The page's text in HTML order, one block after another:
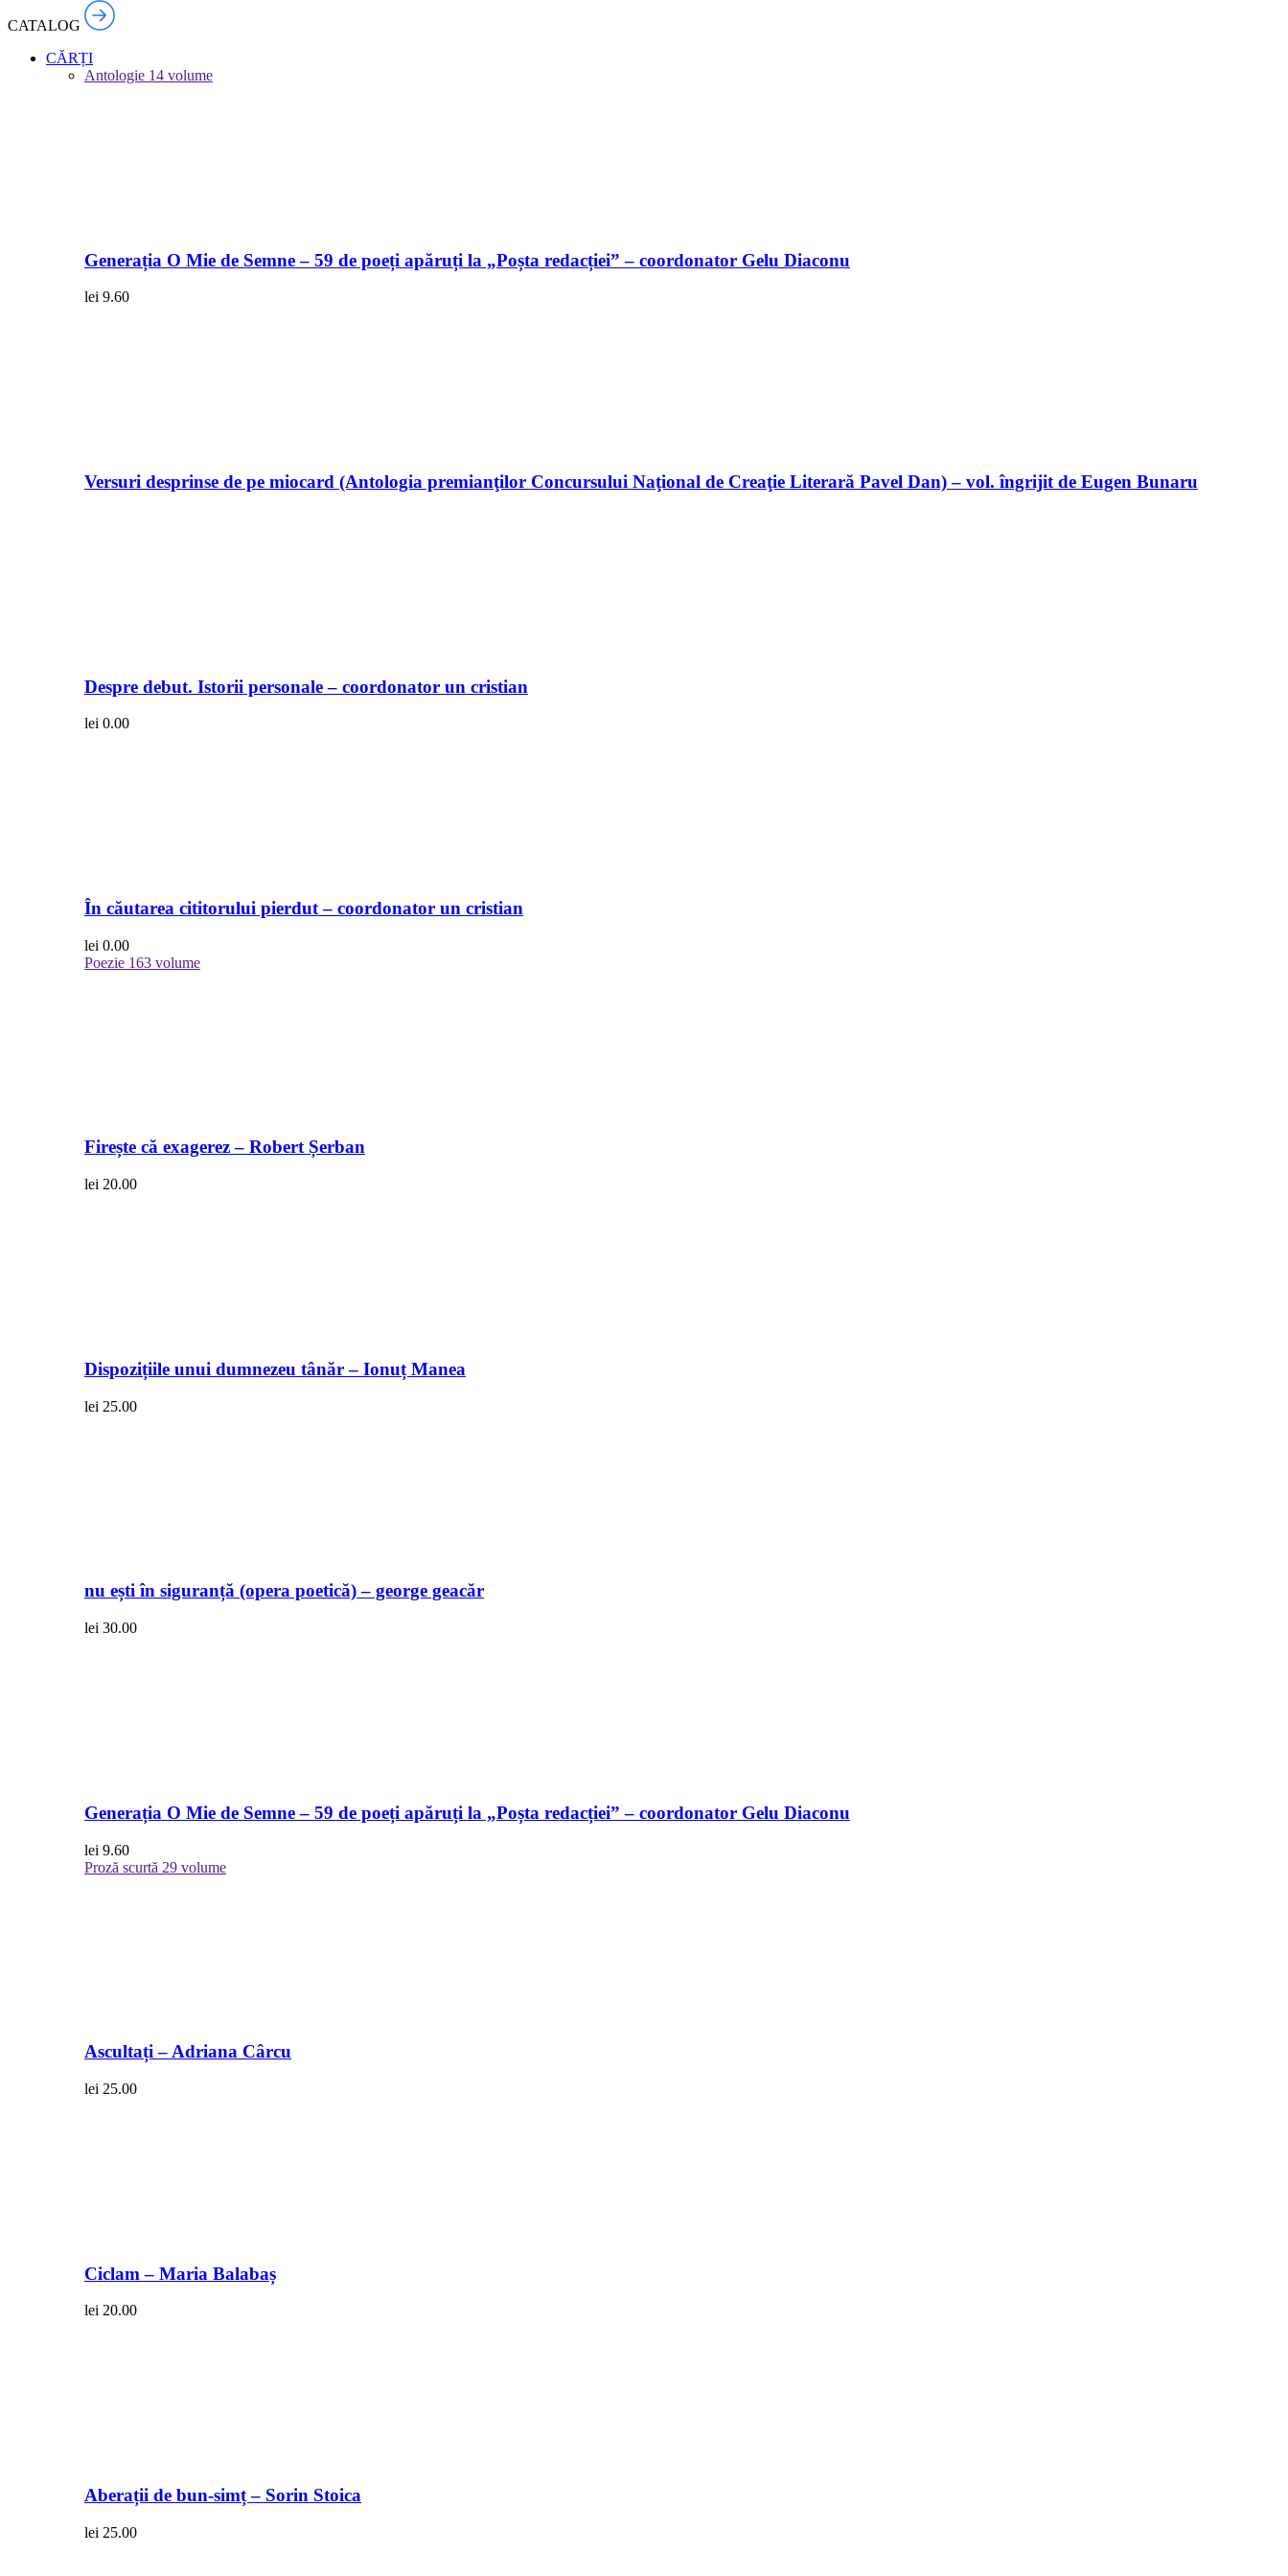
CATALOG
CĂRȚI
Antologie 14 volume
Generația O Mie de Semne – 59 de poeți apăruți la „Poșta redacției” – coordonator Gelu Diaconu
lei 9.60
Versuri desprinse de pe miocard (Antologia premianţilor Concursului Naţional de Creaţie Literară Pavel Dan) – vol. îngrijit de Eugen Bunaru
Despre debut. Istorii personale – coordonator un cristian
lei 0.00
În căutarea cititorului pierdut – coordonator un cristian
lei 0.00
Poezie 163 volume
Firește că exagerez – Robert Șerban
lei 20.00
Dispozițiile unui dumnezeu tânăr – Ionuț Manea
lei 25.00
nu ești în siguranță (opera poetică) – george geacăr
lei 30.00
Generația O Mie de Semne – 59 de poeți apăruți la „Poșta redacției” – coordonator Gelu Diaconu
lei 9.60
Proză scurtă 29 volume
Ascultați – Adriana Cârcu
lei 25.00
Ciclam – Maria Balabaș
lei 20.00
Aberații de bun-simț – Sorin Stoica
lei 25.00